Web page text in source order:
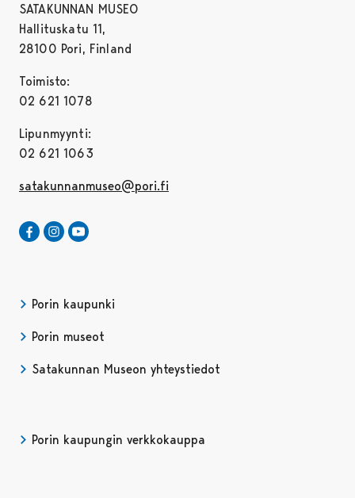
SATAKUNNAN MUSEO
Hallituskatu 11,
28100 Pori, Finland
Toimisto:
02 621 1078
Lipunmyynti:
02 621 1063
satakunnanmuseo@pori.fi
Satakunnan Museo Facebookissa
Avautuu uudessa välilehdessä
Satakunnan Museo Instagrammissa
Avautuu uudessa välilehdessä
Porin kaupunki
Porin museot
Satakunnan Museon yhteystiedot
Porin kaupungin verkkokauppa